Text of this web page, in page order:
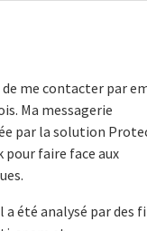
de me contacter par
Ma messagerie
par la solution
pour faire face aux
a été analysé par des